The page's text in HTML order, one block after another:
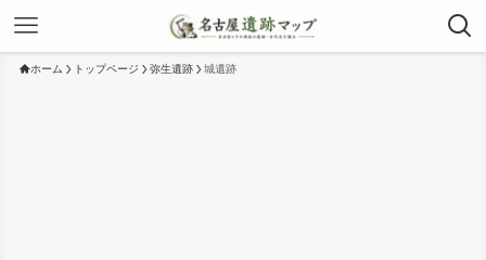
ホーム トップページ 弥生遺跡 城遺跡